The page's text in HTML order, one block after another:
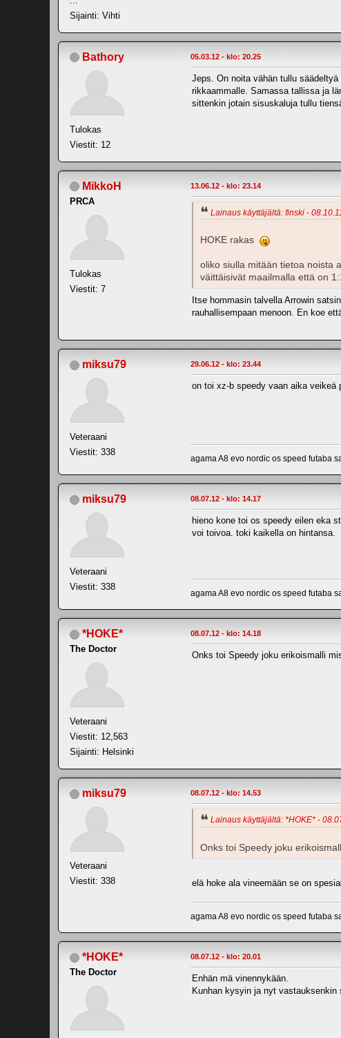
Sijainti: Vihti
Bathory
Tulokas
Viestit: 12
05.03.12 - klo: 20.25
Jeps. On noita vähän tullu
rikkaammalle. Samassa tallissa ja
sittenkin jotain sisuskaluja tullu
MikkoH
PRCA
Tulokas
Viestit: 7
13.06.12 - klo: 23.14
Lainaus käyttäjältä: finski -
HOKE rakas
oliko siulla mitään tietoa noista
väittäisivät maailmalla että on
Itse hommasin talvella Arrowin
rauhallisempaan menoon. En koe
miksu79
Veteraani
Viestit: 338
29.06.12 - klo: 23.44
on toi xz-b speedy vaan aika veikeä
agama A8 evo nordic os speed futaba
miksu79
Veteraani
Viestit: 338
08.07.12 - klo: 14.17
hieno kone toi os speedy eilen eka
voi toivoa. toki kaikella on hintansa.
agama A8 evo nordic os speed futaba
*HOKE*
The Doctor
Veteraani
Viestit: 12,563
Sijainti: Helsinki
08.07.12 - klo: 14.18
Onks toi Speedy joku erikoismalli
miksu79
Veteraani
Viestit: 338
08.07.12 - klo: 14.53
Lainaus käyttäjältä: *HOKE* -
Onks toi Speedy joku
elä hoke ala vineemään se on
agama A8 evo nordic os speed futaba
*HOKE*
The Doctor
08.07.12 - klo: 20.01
Enhän mä vinennykään.
Kunhan kysyin ja nyt